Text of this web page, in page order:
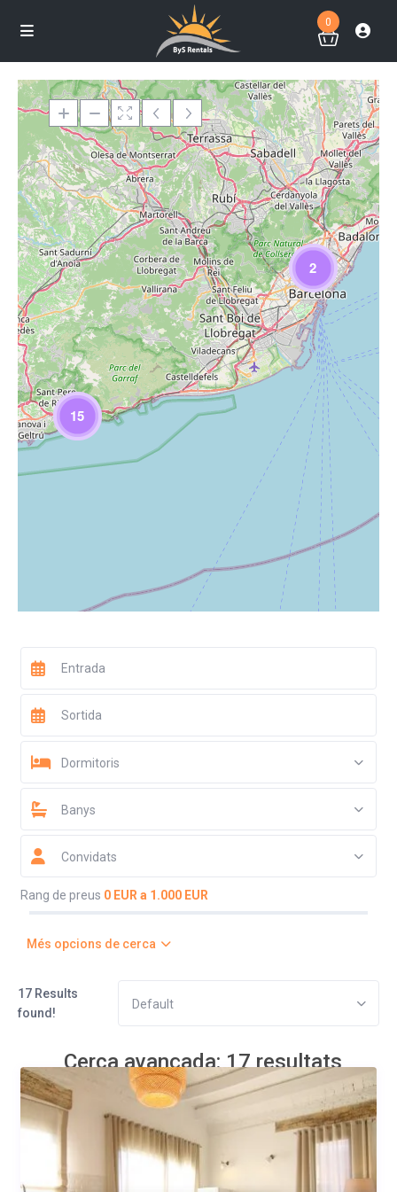
0
Loading Maps
2
15
Dormitoris
Banys
Convidats
Rang de preus 0 EUR a 1.000 EUR
Més opcions de cerca
17 Results
found!
Default
Cerca avançada: 17 resultats